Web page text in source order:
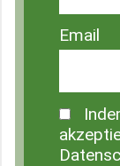
Email